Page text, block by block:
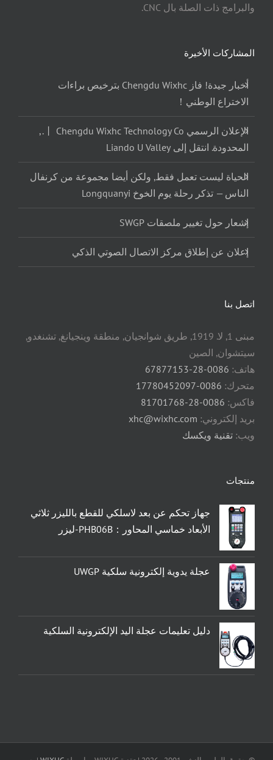
والبرامج ذات الصلة بال CNC.
المشاركات الأخيرة
أخبار جيدة! فاز Chengdu Wixhc بترخيص براءات
الاختراع الوطني！
الإعلان الرسمي 丨 Chengdu Wixhc Technology Co.,
المحدودة. انتقل إلى Liando U Valley
الحياة ليست تعمل فقط, ولكن أيضا مجموعة من كرنفال
الناس — تذكر رحلة يوم الخوخ Longquanyi
إشعار حول تغيير ملصقات SWGP
إعلان عن إطلاق مركز الاتصال الصوتي الذكي
اتصل بنا
مبنى 1, لا. 1919, طريق شوانجيان, منطقة وينجيانغ, تشنغدو,
سيتشوان, الصين
هاتف: 0086-28-67877153
متحرك: 0086-17780452097
فاكس: 0086-28-81701768
بريد إلكتروني: xhc@wixhc.com
ويب: تقنية ويكسك
منتجات
جهاز تحكم عن بعد لاسلكي للقطع بالليزر ثلاثي
الأبعاد خماسي المحاور：PHB06B-ليزر
عجلة يدوية إلكترونية سلكية UWGP
دليل تعليمات عجلة اليد الإلكترونية السلكية